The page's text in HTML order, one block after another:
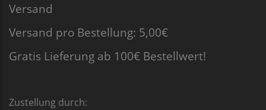
Versand
Versand pro Bestellung: 5,00€
Gratis Lieferung ab 100€ Bestellwert!
Zustellung durch: